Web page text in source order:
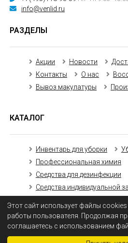
Этот сайт использует файлы
работы пользователя. Продолжая
соглашаетесь с использованием
info@venlid.ru
РАЗДЕЛЫ
Акции Новости
Контакты
О нас
Вывоз макулатуры
КАТАЛОГ
Инвентарь для уборки
Профессиональная химия
Средства для дезинфекции
Средства индивидуальной